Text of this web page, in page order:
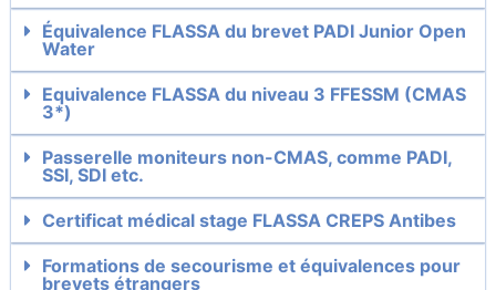
Équivalence FLASSA du brevet PADI Junior Open
Water
Equivalence FLASSA du niveau 3 FFESSM (CMAS
3*)
Passerelle moniteurs non-CMAS, comme PADI,
SSI, SDI etc.
Certificat médical stage FLASSA CREPS Antibes
Formations de secourisme et équivalences pour
brevets étrangers